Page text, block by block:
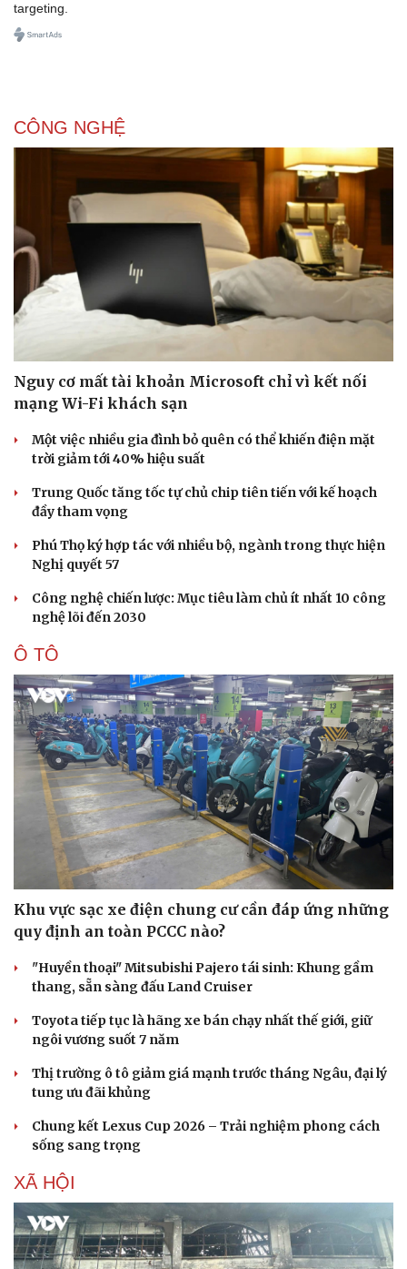
Sức khỏe
Cây thuốc
Sản phụ khoa
Nam khoa
Làm đẹp - giảm cân
Phòng mạch online
Ăn sạch sống khỏe
Đời sống
Blog
targeting.
CÔNG NGHỆ
Nguy cơ mất tài khoản Microsoft chỉ vì kết nối
mạng Wi-Fi khách sạn
Một việc nhiều gia đình bỏ quên có thể khiến điện mặt
trời giảm tới 40% hiệu suất
Trung Quốc tăng tốc tự chủ chip tiên tiến với kế hoạch
đầy tham vọng
Phú Thọ ký hợp tác với nhiều bộ, ngành trong thực hiện
Nghị quyết 57
Công nghệ chiến lược: Mục tiêu làm chủ ít nhất 10 công
nghệ lõi đến 2030
Ô TÔ
Khu vực sạc xe điện chung cư cần đáp ứng những
quy định an toàn PCCC nào?
"Huyền thoại" Mitsubishi Pajero tái sinh: Khung gầm
thang, sẵn sàng đấu Land Cruiser
Toyota tiếp tục là hãng xe bán chạy nhất thế giới, giữ
ngôi vương suốt 7 năm
Thị trường ô tô giảm giá mạnh trước tháng Ngâu, đại lý
tung ưu đãi khủng
Chung kết Lexus Cup 2026 – Trải nghiệm phong cách
sống sang trọng
XÃ HỘI